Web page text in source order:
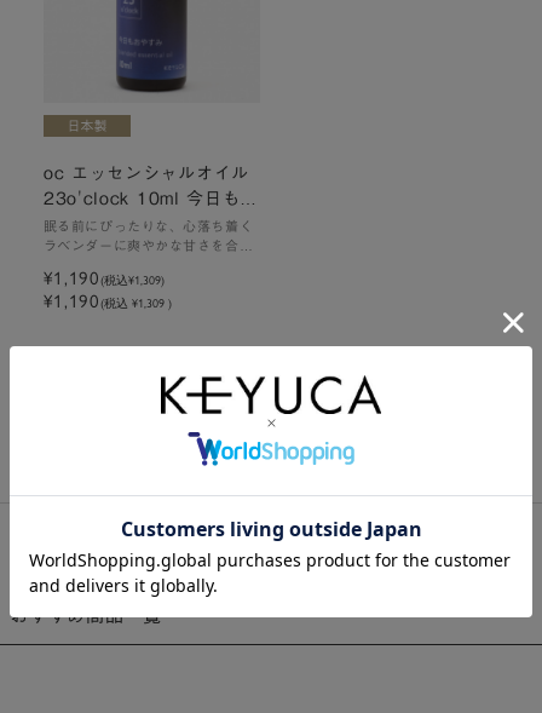
oc エッセンシャルオイル
23o'clock 10ml 今日もお
やすみ
眠る前にぴったりな、心落ち着く
ラベンダーに爽やかな甘さを合わ
¥1,190(税込¥1,309)
¥1,190(税込 ¥1,309 )
1
おすすめ商品一覧